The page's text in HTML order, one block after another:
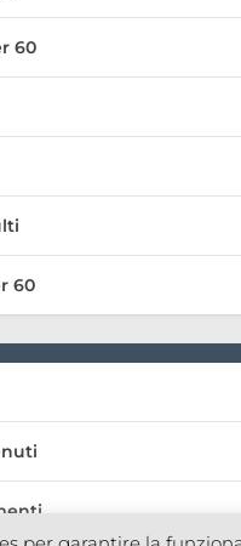
60
60